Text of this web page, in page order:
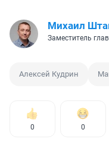
Михаил
Заместитель
Алексей Кудрин
0 0